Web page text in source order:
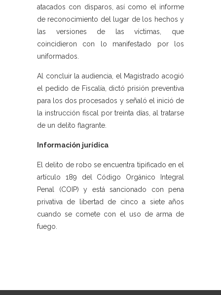
atacados con disparos, así como el informe
de reconocimiento del lugar de los hechos y
las versiones de las víctimas, que
coincidieron con lo manifestado por los
uniformados.
Al concluir la audiencia, el Magistrado acogió
el pedido de Fiscalía, dictó prisión preventiva
para los dos procesados y señaló el inició de
la instrucción fiscal por treinta días, al tratarse
de un delito flagrante.
Información jurídica
El delito de robo se encuentra tipificado en el
artículo 189 del Código Orgánico Integral
Penal (COIP) y está sancionado con pena
privativa de libertad de cinco a siete años
cuando se comete con el uso de arma de
fuego.